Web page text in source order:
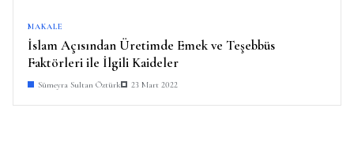
MAKALE
İslam Açısından Üretimde Emek ve Teşebbüs
Faktörleri ile İlgili Kaideler
Sümeyra Sultan Öztürk 23 Mart 2022